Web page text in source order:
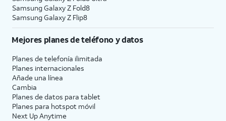
Samsung Galaxy Z Fold8
Samsung Galaxy Z Flip8
Mejores planes de teléfono y datos
Planes de telefonía ilimitada
Planes internacionales
Añade una línea
Cambia
Planes de datos para tablet
Planes para hotspot móvil
Next Up Anytime